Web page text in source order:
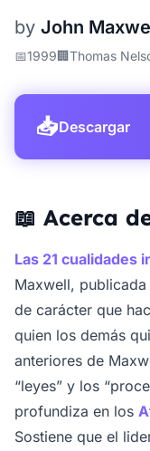
by John
📅1999🏢Thomas
📥Descargar
📖 Acerca
Las 21 cualidades
Maxwell,
de carácter que
quien los demás
anteriores de
“leyes” y los
profundiza en los
Sostiene que el